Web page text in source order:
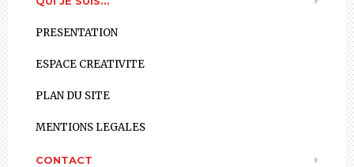
PRESENTATION
ESPACE CREATIVITE
PLAN DU SITE
MENTIONS LEGALES
CONTACT